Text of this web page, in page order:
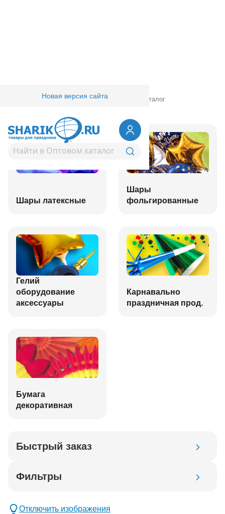
Новая версия сайта
Товары для праздника/ Оптовый каталог
Шары латексные
Шары
фольгированные
Гелий
оборудование
аксессуары
Карнавально
праздничная прод.
Бумага
декоративная
Быстрый заказ
Фильтры
Отключить изображения